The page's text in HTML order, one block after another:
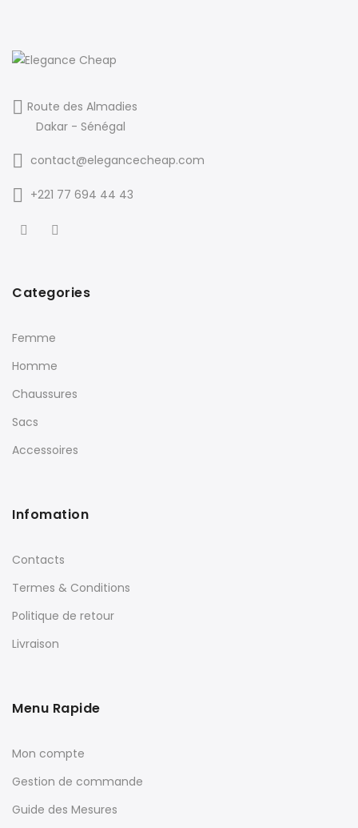
Route des Almadies
Dakar - Sénégal
contact@elegancecheap.com
+221 77 694 44 43
Categories
Femme
Homme
Chaussures
Sacs
Accessoires
Infomation
Contacts
Termes & Conditions
Politique de retour
Livraison
Menu Rapide
Mon compte
Gestion de commande
Guide des Mesures